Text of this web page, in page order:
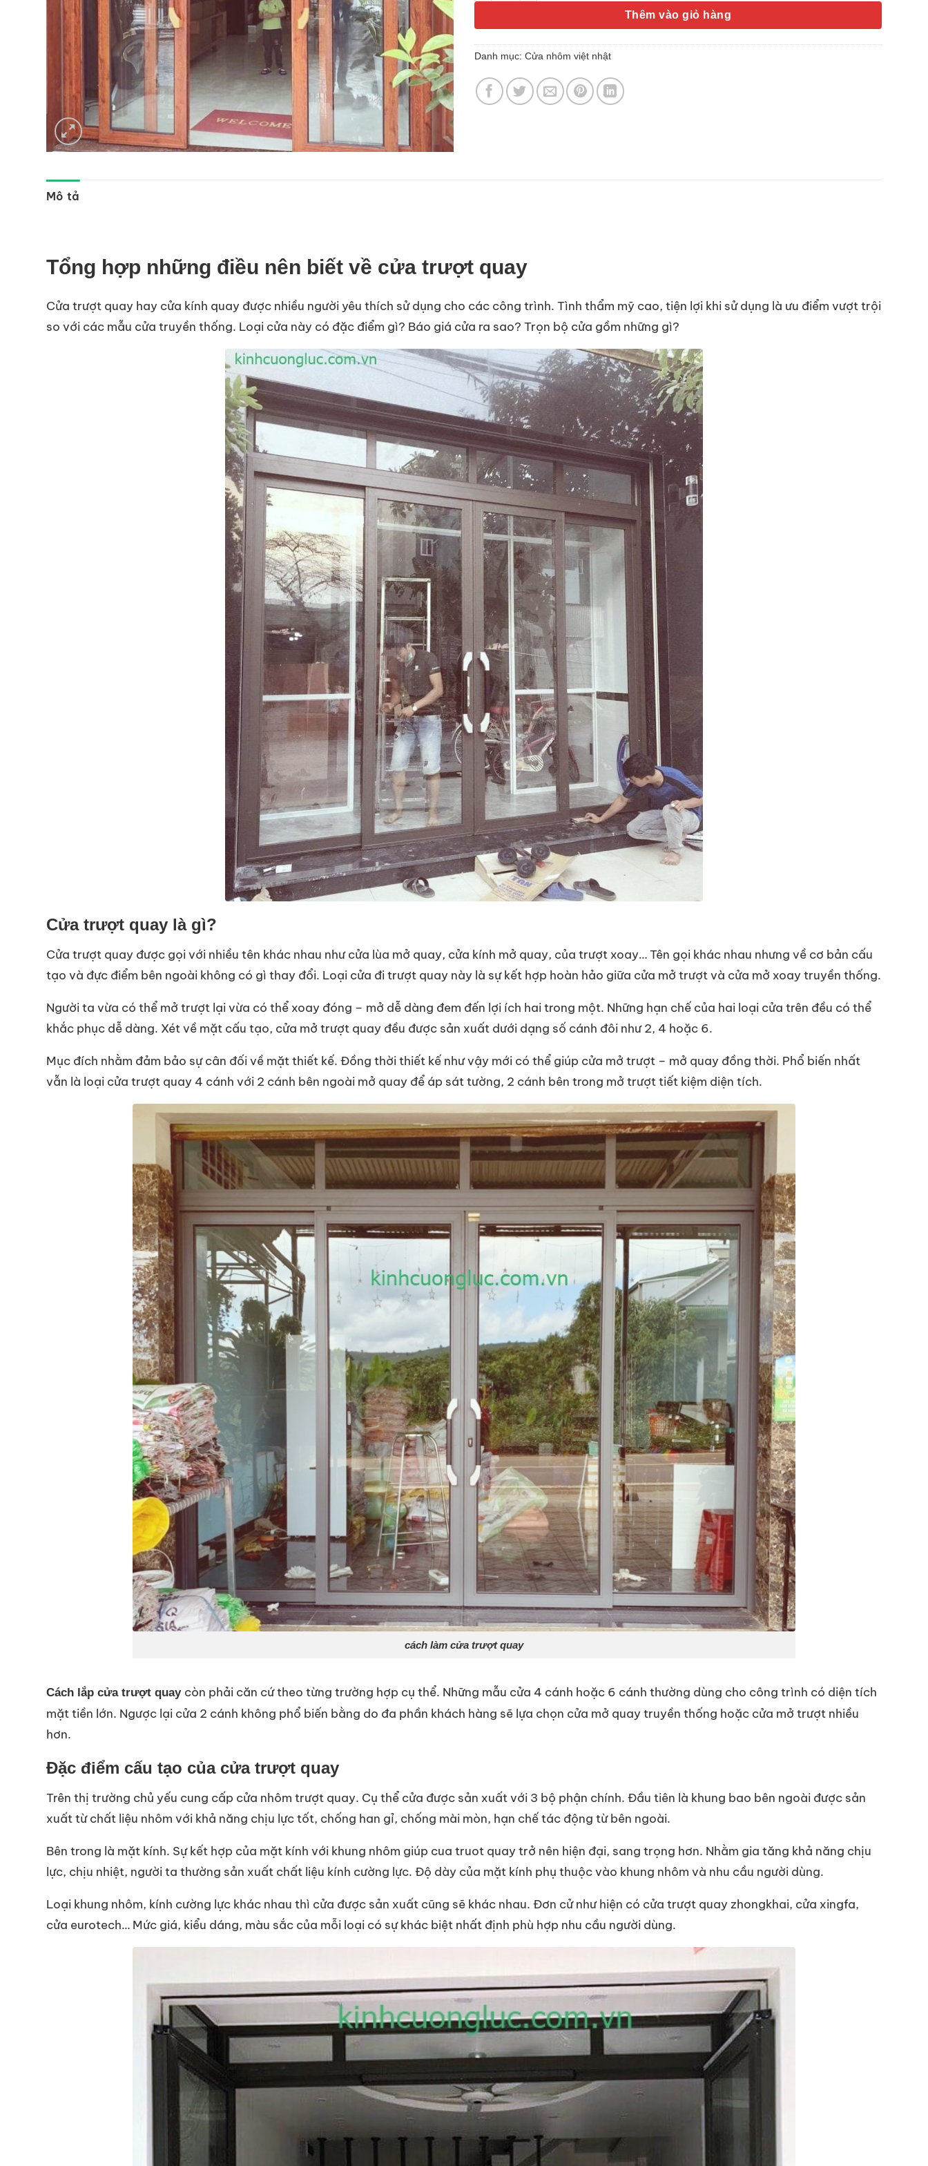
Thêm vào giỏ hàng
Danh mục: Cửa nhôm việt nhật
Mô tả
Tổng hợp những điều nên biết về cửa trượt quay
Cửa trượt quay hay cửa kính quay được nhiều người yêu thích sử dụng cho các công trình. Tình thẩm mỹ cao, tiện lợi khi sử dụng là ưu điểm vượt trội
so với các mẫu cửa truyền thống. Loại cửa này có đặc điểm gì? Báo giá cửa ra sao? Trọn bộ cửa gồm những gì?
Cửa trượt quay là gì?
Cửa trượt quay được gọi với nhiều tên khác nhau như cửa lùa mở quay, cửa kính mở quay, của trượt xoay… Tên gọi khác nhau nhưng về cơ bản cấu
tạo và đực điểm bên ngoài không có gì thay đổi. Loại cửa đi trượt quay này là sự kết hợp hoàn hảo giữa cửa mở trượt và cửa mở xoay truyền thống.
Người ta vừa có thể mở trượt lại vừa có thể xoay đóng – mở dễ dàng đem đến lợi ích hai trong một. Những hạn chế của hai loại cửa trên đều có thể
khắc phục dễ dàng. Xét về mặt cấu tạo, cửa mở trượt quay đều được sản xuất dưới dạng số cánh đôi như 2, 4 hoặc 6.
Mục đích nhằm đảm bảo sự cân đối về mặt thiết kế. Đồng thời thiết kế như vậy mới có thể giúp cửa mở trượt – mở quay đồng thời. Phổ biến nhất
vẫn là loại cửa trượt quay 4 cánh với 2 cánh bên ngoài mở quay để áp sát tường, 2 cánh bên trong mở trượt tiết kiệm diện tích.
cách làm cửa trượt quay
Cách lắp cửa trượt quay còn phải căn cứ theo từng trường hợp cụ thể. Những mẫu cửa 4 cánh hoặc 6 cánh thường dùng cho công trình có diện tích
mặt tiền lớn. Ngược lại cửa 2 cánh không phổ biến bằng do đa phần khách hàng sẽ lựa chọn cửa mở quay truyền thống hoặc cửa mở trượt nhiều
hơn.
Đặc điểm cấu tạo của cửa trượt quay
Trên thị trường chủ yếu cung cấp cửa nhôm trượt quay. Cụ thể cửa được sản xuất với 3 bộ phận chính. Đầu tiên là khung bao bên ngoài được sản
xuất từ chất liệu nhôm với khả năng chịu lực tốt, chống han gỉ, chống mài mòn, hạn chế tác động từ bên ngoài.
Bên trong là mặt kính. Sự kết hợp của mặt kính với khung nhôm giúp cua truot quay trở nên hiện đại, sang trọng hơn. Nhằm gia tăng khả năng chịu
lực, chịu nhiệt, người ta thường sản xuất chất liệu kính cường lực. Độ dày của mặt kính phụ thuộc vào khung nhôm và nhu cầu người dùng.
Loại khung nhôm, kính cường lực khác nhau thì cửa được sản xuất cũng sẽ khác nhau. Đơn cử như hiện có cửa trượt quay zhongkhai, cửa xingfa,
cửa eurotech… Mức giá, kiểu dáng, màu sắc của mỗi loại có sự khác biệt nhất định phù hợp nhu cầu người dùng.